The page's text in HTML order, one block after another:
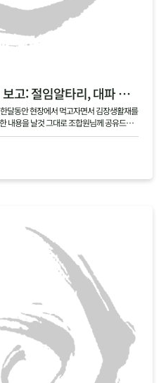
[두레생협 농산팀 특파원 보고: 절임알타리, 대파 현장]
달동안 현장에서 먹고자면서 김장생활재를
내용을 날것 그대로 조합원님께 공유드립